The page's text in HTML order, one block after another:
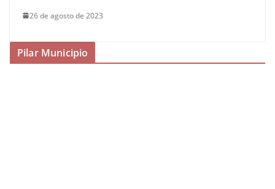
26 de agosto de 2023
Pilar Municipio